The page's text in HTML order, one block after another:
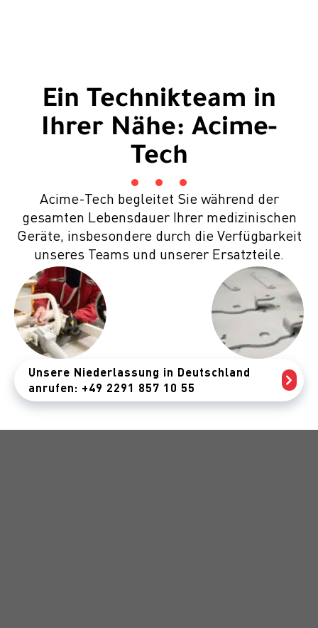
Ein Technikteam in
Ihrer Nähe: Acime-
Tech
Acime-Tech begleitet Sie während der
gesamten Lebensdauer Ihrer medizinischen
Geräte, insbesondere durch die Verfügbarkeit
unseres Teams und unserer Ersatzteile.
Unsere Niederlassung in Deutschland
anrufen: +49 2291 857 10 55